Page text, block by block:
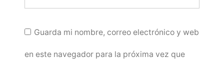
Guarda mi nombre, correo electrónico y web
en este navegador para la próxima vez que